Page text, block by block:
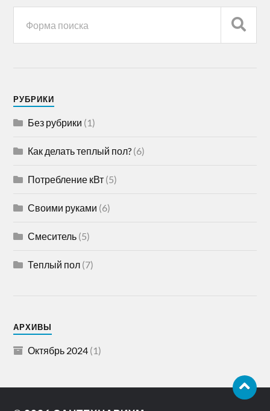
РУБРИКИ
Без рубрики (1)
Как делать теплый пол? (6)
Потребление кВт (5)
Своими руками (6)
Смеситель (5)
Теплый пол (7)
АРХИВЫ
Октябрь 2024 (1)